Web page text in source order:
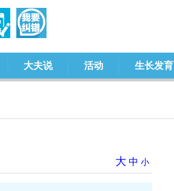
大夫说 活动 生长发育
大 中 小